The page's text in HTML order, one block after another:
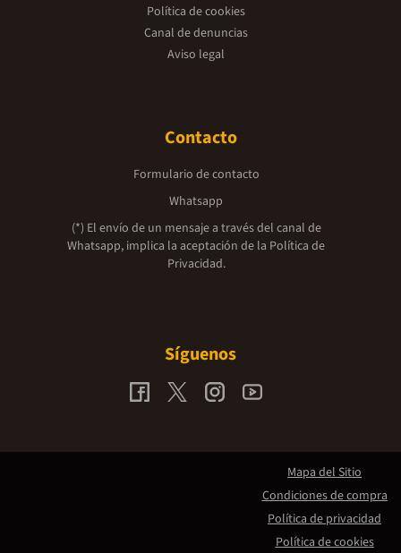
Política de cookies
Canal de denuncias
Aviso legal
Contacto
Formulario de contacto
Whatsapp
(*) El envío de un mensaje a través del canal de
Whatsapp, implica la aceptación de la Política de
Privacidad.
Síguenos
Mapa del Sitio
Condiciones de compra
Política de privacidad
Política de cookies